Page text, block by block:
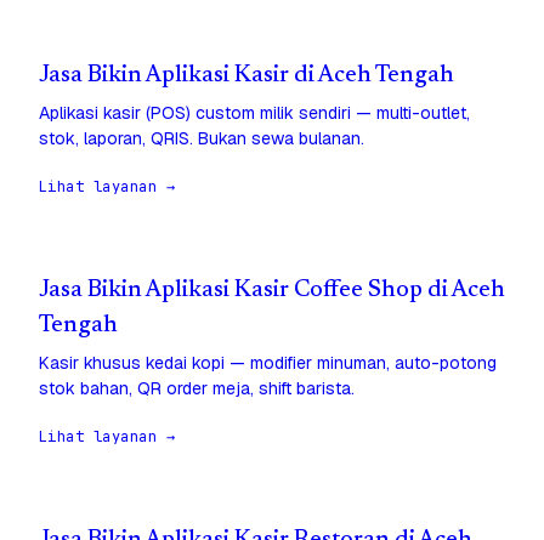
Jasa Bikin Aplikasi Kasir di Aceh Tengah
Aplikasi kasir (POS) custom milik sendiri — multi-outlet,
stok, laporan, QRIS. Bukan sewa bulanan.
Lihat layanan →
Jasa Bikin Aplikasi Kasir Coffee Shop di Aceh
Tengah
Kasir khusus kedai kopi — modifier minuman, auto-potong
stok bahan, QR order meja, shift barista.
Lihat layanan →